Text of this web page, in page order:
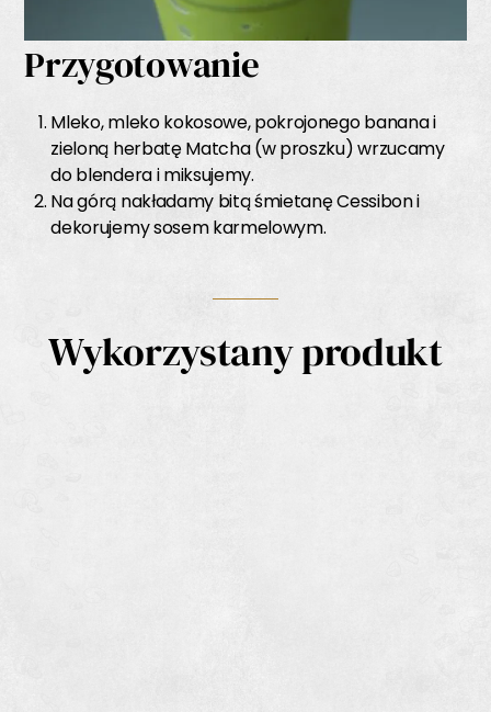
Przygotowanie
Mleko, mleko kokosowe, pokrojonego banana i
zieloną herbatę Matcha (w proszku) wrzucamy
do blendera i miksujemy.
Na górą nakładamy bitą śmietanę Cessibon i
dekorujemy sosem karmelowym.
Wykorzystany produkt